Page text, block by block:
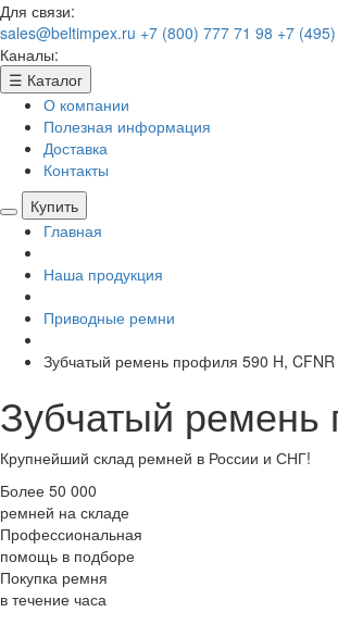
Для связи:
sales@beltimpex.ru +7 (800) 777 71 98 +7
Каналы:
☰ Каталог
О компании
Полезная информация
Доставка
Контакты
Купить
Главная
Наша продукция
Приводные ремни
Зубчатый ремень профиля 590 H, CFNR
Зубчатый
Крупнейший склад ремней в России и СНГ!
Более 50 000
ремней на складе
Профессиональная
помощь в подборе
Покупка ремня
в течение часа